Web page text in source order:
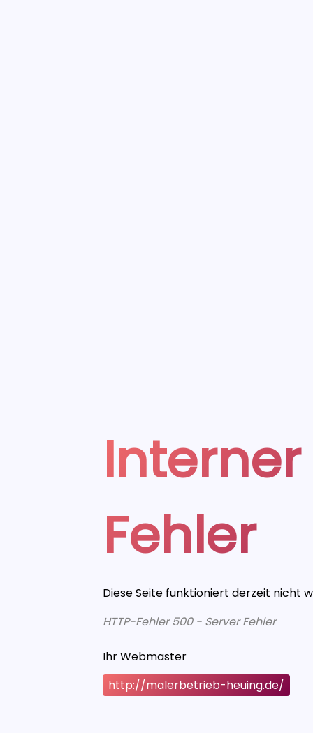
Fehler
Diese Seite funktioniert derzeit nicht
HTTP-Fehler 500 - Server Fehler
Ihr Webmaster
http://malerbetrieb-heuing.de/